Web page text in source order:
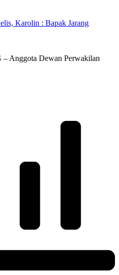
Karolin : Bapak Jarang
Anggota Dewan Perwakilan